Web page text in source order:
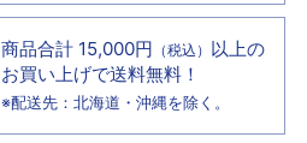
商品合計 15,000円 （税込） 以上の
お買い上げで送料無料！
※配送先：北海道・沖縄を除く。